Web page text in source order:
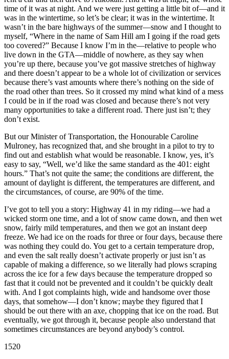
time of it was at night. And we were just getting a little bit of—and it
was in the wintertime, so let’s be clear; it was in the wintertime. It
wasn’t in the bare highways of the summer—snow and I thought to
myself, “Where in the name of Sam Hill am I going if the road gets
too covered?” Because I know I’m in the—relative to people who
live down in the GTA—middle of nowhere, as they say when
you’re up there, because you’ve got massive stretches of highway
and there doesn’t appear to be a whole lot of civilization or services
because there’s vast amounts where there’s nothing on the side of
the road other than trees. So it crossed my mind what kind of a mess
I could be in if the road was closed and because there’s not very
many opportunities to take a different road. There just isn’t; they
don’t exist.
But our Minister of Transportation, the Honourable Caroline
Mulroney, has recognized that, and she brought in a pilot to try to
find out and establish what would be reasonable. I know, yes, it’s
easy to say, “Well, we’d like the same standard as the 401: eight
hours.” That’s not quite the same; the conditions are different, the
amount of daylight is different, the temperatures are different, and
the circumstances, of course, are 90% of the time.
I’ve got to tell you a story: Highway 41 in my riding—we had a
wicked storm one time, and a lot of snow came down, and then wet
snow, fairly mild temperatures, and then we got an instant deep
freeze. We had ice on the roads for three or four days, because there
was nothing they could do. You get to a certain temperature drop,
and even the salt really doesn’t activate properly or just isn’t as
capable of making a difference, so we literally had plows scraping
across the ice for a few days because the temperature dropped so
fast that it could not be prevented and it couldn’t be quickly dealt
with. And I got complaints high, wide and handsome over those
days, that somehow—I don’t know; maybe they figured that I
should be out there with an axe, chopping that ice on the road. But
eventually, we got through it, because people also understand that
sometimes circumstances are beyond anybody’s control.
1520